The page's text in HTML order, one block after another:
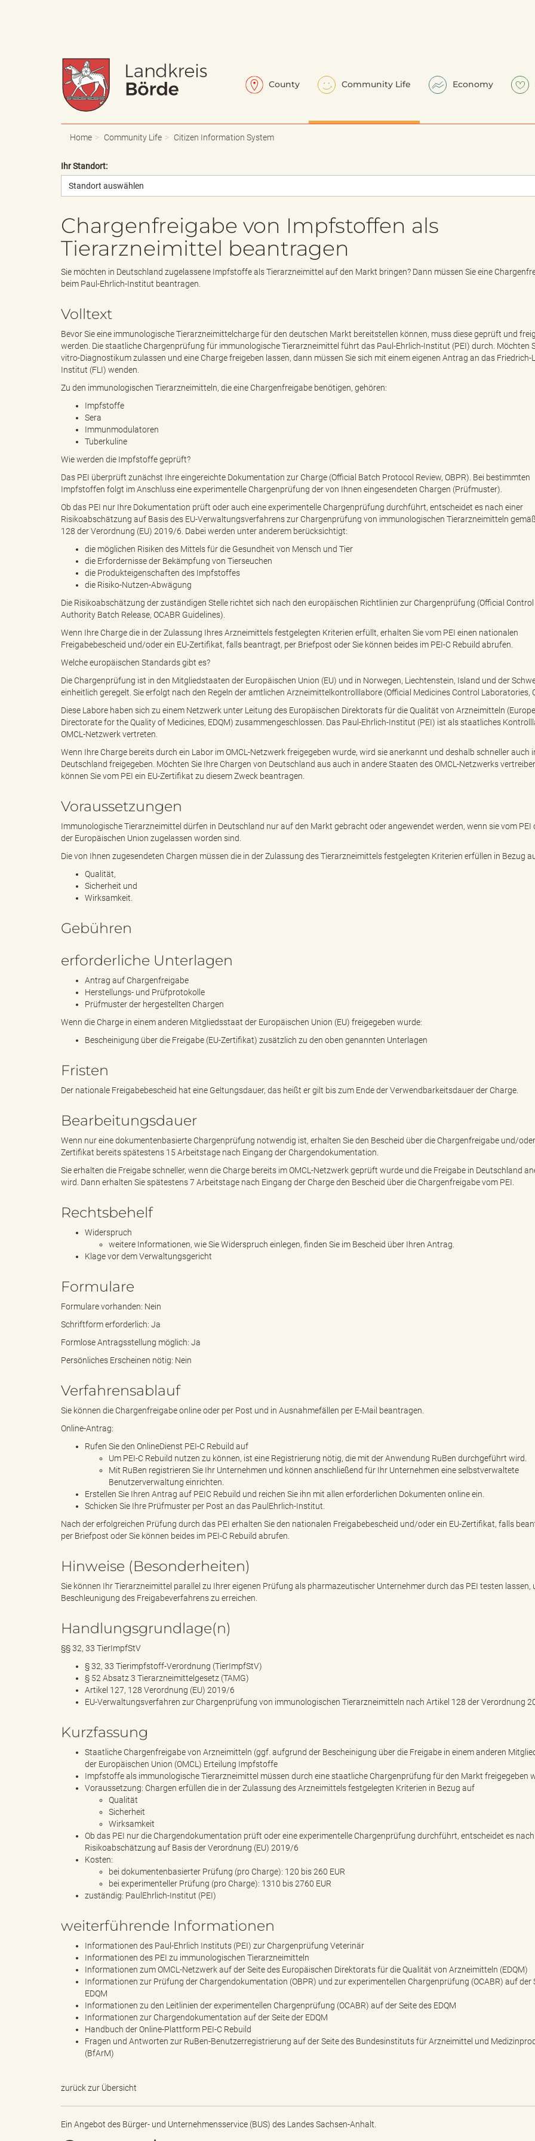
a
p
p
n
d
e
s
e
t
r
g
"
a
k
i
ö
.
T
l
n
l
e
a
d
County Community Life Economy
Home Community Life Citizen Information System
Ihr Standort:
Standort auswählen
Chargenfreigabe von Impfstoffen als
Tierarzneimittel beantragen
Sie möchten in Deutschland zugelassene Impfstoffe als Tierarzneimittel auf den Markt bringen? Dann müssen Sie eine
beim Paul-Ehrlich-Institut beantragen.
Volltext
Bevor Sie eine immunologische Tierarzneimittelcharge für den deutschen Markt bereitstellen können, muss diese geprüft und
werden. Die staatliche Chargenprüfung für immunologische Tierarzneimittel führt das Paul-Ehrlich-Institut (PEI) durch. Möchten
vitro-Diagnostikum zulassen und eine Charge freigeben lassen, dann müssen Sie sich mit einem eigenen Antrag an das Friedrich-
Institut (FLI) wenden.
Zu den immunologischen Tierarzneimitteln, die eine Chargenfreigabe benötigen, gehören:
Impfstoffe
Sera
Immunmodulatoren
Tuberkuline
Wie werden die Impfstoffe geprüft?
Das PEI überprüft zunächst Ihre eingereichte Dokumentation zur Charge (Official Batch Protocol Review, OBPR). Bei bestimmten
Impfstoffen folgt im Anschluss eine experimentelle Chargenprüfung der von Ihnen eingesendeten Chargen (Prüfmuster).
Ob das PEI nur Ihre Dokumentation prüft oder auch eine experimentelle Chargenprüfung durchführt, entscheidet es nach einer
Risikoabschätzung auf Basis des EU-Verwaltungsverfahrens zur Chargenprüfung von immunologischen Tierarzneimitteln
128 der Verordnung (EU) 2019/6. Dabei werden unter anderem berücksichtigt:
die möglichen Risiken des Mittels für die Gesundheit von Mensch und Tier
die Erfordernisse der Bekämpfung von Tierseuchen
die Produkteigenschaften des Impfstoffes
die Risiko-Nutzen-Abwägung
Die Risikoabschätzung der zuständigen Stelle richtet sich nach den europäischen Richtlinien zur Chargenprüfung (Official Control
Authority Batch Release, OCABR Guidelines).
Wenn Ihre Charge die in der Zulassung Ihres Arzneimittels festgelegten Kriterien erfüllt, erhalten Sie vom PEI einen nationalen
Freigabebescheid und/oder ein EU-Zertifikat, falls beantragt, per Briefpost oder Sie können beides im PEI-C Rebuild abrufen.
Welche europäischen Standards gibt es?
Die Chargenprüfung ist in den Mitgliedstaaten der Europäischen Union (EU) und in Norwegen, Liechtenstein, Island und der
einheitlich geregelt. Sie erfolgt nach den Regeln der amtlichen Arzneimittelkontrolllabore (Official Medicines Control Laboratories,
Diese Labore haben sich zu einem Netzwerk unter Leitung des Europäischen Direktorats für die Qualität von Arzneimitteln
Directorate for the Quality of Medicines, EDQM) zusammengeschlossen. Das Paul-Ehrlich-Institut (PEI) ist als staatliches
OMCL-Netzwerk vertreten.
Wenn Ihre Charge bereits durch ein Labor im OMCL-Netzwerk freigegeben wurde, wird sie anerkannt und deshalb schneller auch
Deutschland freigegeben. Möchten Sie Ihre Chargen von Deutschland aus auch in andere Staaten des OMCL-Netzwerks
können Sie vom PEI ein EU-Zertifikat zu diesem Zweck beantragen.
Voraussetzungen
Immunologische Tierarzneimittel dürfen in Deutschland nur auf den Markt gebracht oder angewendet werden, wenn sie vom PEI
der Europäischen Union zugelassen worden sind.
Die von Ihnen zugesendeten Chargen müssen die in der Zulassung des Tierarzneimittels festgelegten Kriterien erfüllen in Bezug
Qualität,
Sicherheit und
Wirksamkeit.
Gebühren
erforderliche Unterlagen
Antrag auf Chargenfreigabe
Herstellungs- und Prüfprotokolle
Prüfmuster der hergestellten Chargen
Wenn die Charge in einem anderen Mitgliedsstaat der Europäischen Union (EU) freigegeben wurde:
Bescheinigung über die Freigabe (EU-Zertifikat) zusätzlich zu den oben genannten Unterlagen
Fristen
Der nationale Freigabebescheid hat eine Geltungsdauer, das heißt er gilt bis zum Ende der Verwendbarkeitsdauer der Charge.
Bearbeitungsdauer
Wenn nur eine dokumentenbasierte Chargenprüfung notwendig ist, erhalten Sie den Bescheid über die Chargenfreigabe und/
Zertifikat bereits spätestens 15 Arbeitstage nach Eingang der Chargendokumentation.
Sie erhalten die Freigabe schneller, wenn die Charge bereits im OMCL-Netzwerk geprüft wurde und die Freigabe in Deutschland
wird. Dann erhalten Sie spätestens 7 Arbeitstage nach Eingang der Charge den Bescheid über die Chargenfreigabe vom PEI.
Rechtsbehelf
Widerspruch
weitere Informationen, wie Sie Widerspruch einlegen, finden Sie im Bescheid über Ihren Antrag.
Klage vor dem Verwaltungsgericht
Formulare
Formulare vorhanden: Nein
Schriftform erforderlich: Ja
Formlose Antragsstellung möglich: Ja
Persönliches Erscheinen nötig: Nein
Verfahrensablauf
Sie können die Chargenfreigabe online oder per Post und in Ausnahmefällen per E-Mail beantragen.
Online-Antrag:
Rufen Sie den OnlineDienst PEI-C Rebuild auf
Um PEI-C Rebuild nutzen zu können, ist eine Registrierung nötig, die mit der Anwendung RuBen durchgeführt wird.
Mit RuBen registrieren Sie Ihr Unternehmen und können anschließend für Ihr Unternehmen eine selbstverwaltete
Benutzerverwaltung einrichten.
Erstellen Sie Ihren Antrag auf PEIC Rebuild und reichen Sie ihn mit allen erforderlichen Dokumenten online ein.
Schicken Sie Ihre Prüfmuster per Post an das PaulEhrlich-Institut.
Nach der erfolgreichen Prüfung durch das PEI erhalten Sie den nationalen Freigabebescheid und/oder ein EU-Zertifikat, falls
per Briefpost oder Sie können beides im PEI-C Rebuild abrufen.
Hinweise (Besonderheiten)
Sie können Ihr Tierarzneimittel parallel zu Ihrer eigenen Prüfung als pharmazeutischer Unternehmer durch das PEI testen lassen,
Beschleunigung des Freigabeverfahrens zu erreichen.
Handlungsgrundlage(n)
§§ 32, 33 TierImpfStV
§ 32, 33 Tierimpfstoff-Verordnung (TierImpfStV)
§ 52 Absatz 3 Tierarzneimittelgesetz (TAMG)
Artikel 127, 128 Verordnung (EU) 2019/6
EU-Verwaltungsverfahren zur Chargenprüfung von immunologischen Tierarzneimitteln nach Artikel 128 der Verordnung
Kurzfassung
Staatliche Chargenfreigabe von Arzneimitteln (ggf. aufgrund der Bescheinigung über die Freigabe in einem anderen
der Europäischen Union (OMCL) Erteilung Impfstoffe
Impfstoffe als immunologische Tierarzneimittel müssen durch eine staatliche Chargenprüfung für den Markt freigegeben
Voraussetzung: Chargen erfüllen die in der Zulassung des Arzneimittels festgelegten Kriterien in Bezug auf
Qualität
Sicherheit
Wirksamkeit
Ob das PEI nur die Chargendokumentation prüft oder eine experimentelle Chargenprüfung durchführt, entscheidet es
Risikoabschätzung auf Basis der Verordnung (EU) 2019/6
Kosten:
bei dokumentenbasierter Prüfung (pro Charge): 120 bis 260 EUR
bei experimenteller Prüfung (pro Charge): 1310 bis 2760 EUR
zuständig: PaulEhrlich-Institut (PEI)
weiterführende Informationen
Informationen des Paul-Ehrlich Instituts (PEI) zur Chargenprüfung Veterinär
Informationen des PEI zu immunologischen Tierarzneimitteln
Informationen zum OMCL-Netzwerk auf der Seite des Europäischen Direktorats für die Qualität von Arzneimitteln (EDQM)
Informationen zur Prüfung der Chargendokumentation (OBPR) und zur experimentellen Chargenprüfung (OCABR) auf der
EDQM
Informationen zu den Leitlinien der experimentellen Chargenprüfung (OCABR) auf der Seite des EDQM
Informationen zur Chargendokumentation auf der Seite der EDQM
Handbuch der Online-Plattform PEI-C Rebuild
Fragen und Antworten zur RuBen-Benutzerregistrierung auf der Seite des Bundesinstituts für Arzneimittel und
(BfArM)
zurück zur Übersicht
Ein Angebot des Bürger- und Unternehmensservice (BUS) des Landes Sachsen-Anhalt.